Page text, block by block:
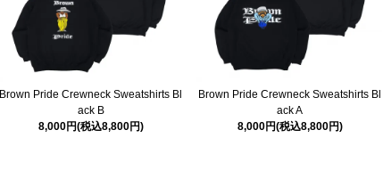
Brown Pride Crewneck Sweatshirts Bl
ack B
8,000円(税込8,800円)
Brown Pride Crewneck Sweatshirts Bl
ack A
8,000円(税込8,800円)